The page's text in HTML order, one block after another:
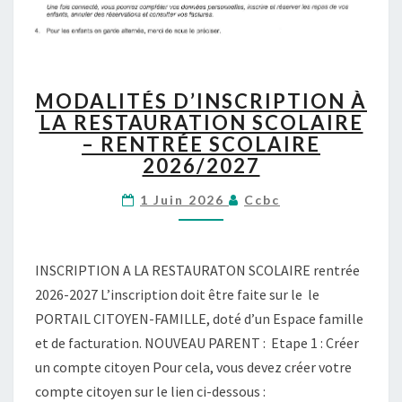
O
D
A
L
I
T
É
’
I
N
S
C
R
I
MODALITÉS D’INSCRIPTION À
LA RESTAURATION SCOLAIRE
– RENTRÉE SCOLAIRE
2026/2027
1 Juin 2026 Ccbc
INSCRIPTION A LA RESTAURATON SCOLAIRE rentrée
2026-2027 L’inscription doit être faite sur le le
PORTAIL CITOYEN-FAMILLE, doté d’un Espace famille
et de facturation. NOUVEAU PARENT : Etape 1 : Créer
un compte citoyen Pour cela, vous devez créer votre
compte citoyen sur le lien ci-dessous :